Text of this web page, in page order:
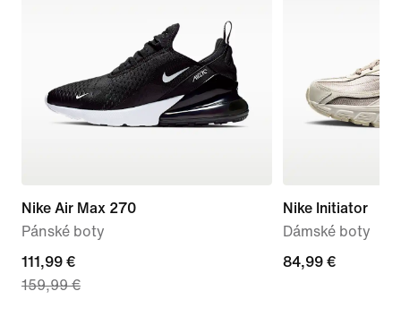
Nike Air Max 270
Pánské boty
current
price
111,99 €
159,99 €
Nike Initiator
Dámské boty
84,99 €
84,99 €